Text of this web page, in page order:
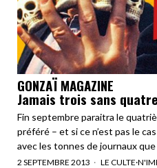
GONZAÏ MAGAZINE
Jamais trois sans quatre
Fin septembre paraitra le
préféré – et si ce n’est pas le
avec les tonnes de journaux que
2 SEPTEMBRE 2013 LE CULTE·